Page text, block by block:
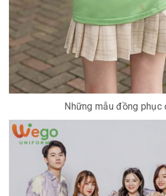
Những mẫu đồng phục